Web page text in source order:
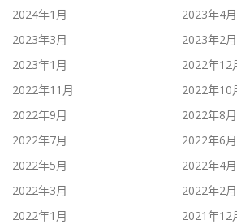
2024年1月
2023年4月
2023年3月
2023年2月
2023年1月
2022年12
2022年11月
2022年10
2022年9月
2022年8月
2022年7月
2022年6月
2022年5月
2022年4月
2022年3月
2022年2月
2022年1月
2021年12